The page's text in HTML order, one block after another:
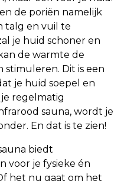
de poriën namelijk
talg en vuil te
je huid schoner en
de warmte de
stimuleren. Dit is een
je huid soepel en
regelmatig
sauna, wordt je
En dat is te zien!
biedt
voor je fysieke én
het nu gaat om het